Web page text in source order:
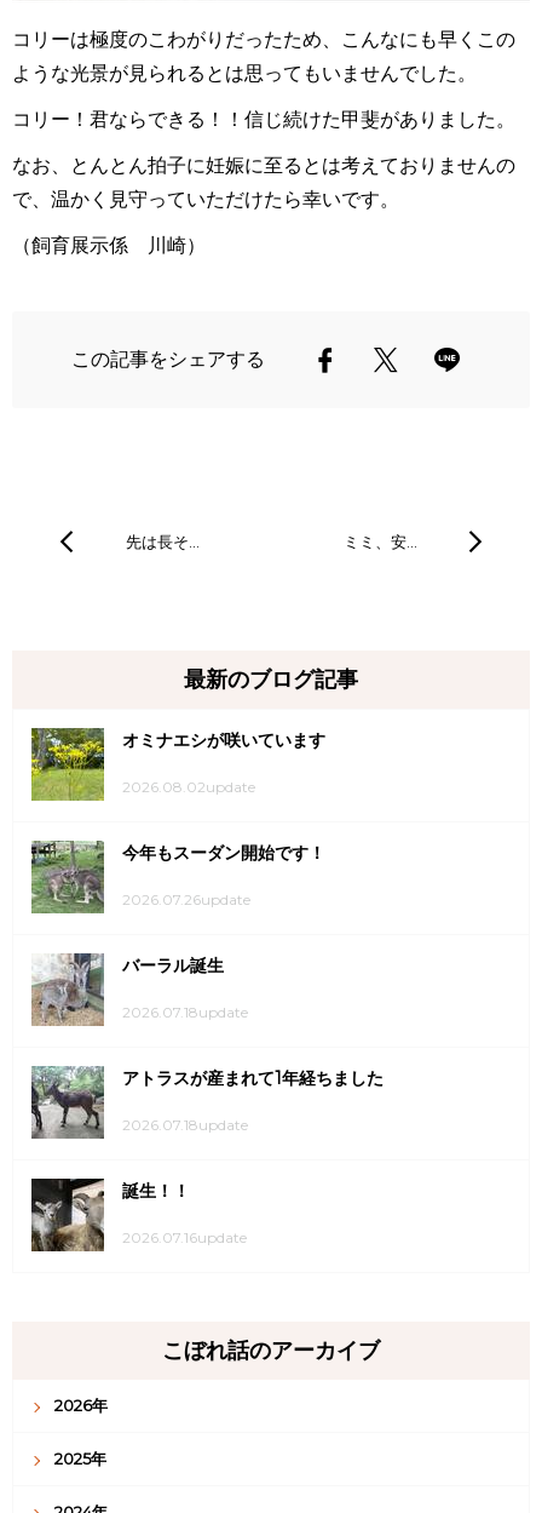
コリーは極度のこわがりだったため、こんなにも早くこの
ような光景が見られるとは思ってもいませんでした。
コリー！君ならできる！！信じ続けた甲斐がありました。
なお、とんとん拍子に妊娠に至るとは考えておりませんの
で、温かく見守っていただけたら幸いです。
（飼育展示係 川崎）
この記事をシェアする
先は長そ… ミミ、安…
最新のブログ記事
オミナエシが咲いています
2026.08.02update
今年もスーダン開始です！
2026.07.26update
バーラル誕生
2026.07.18update
アトラスが産まれて1年経ちました
2026.07.18update
誕生！！
2026.07.16update
こぼれ話のアーカイブ
2026年
2025年